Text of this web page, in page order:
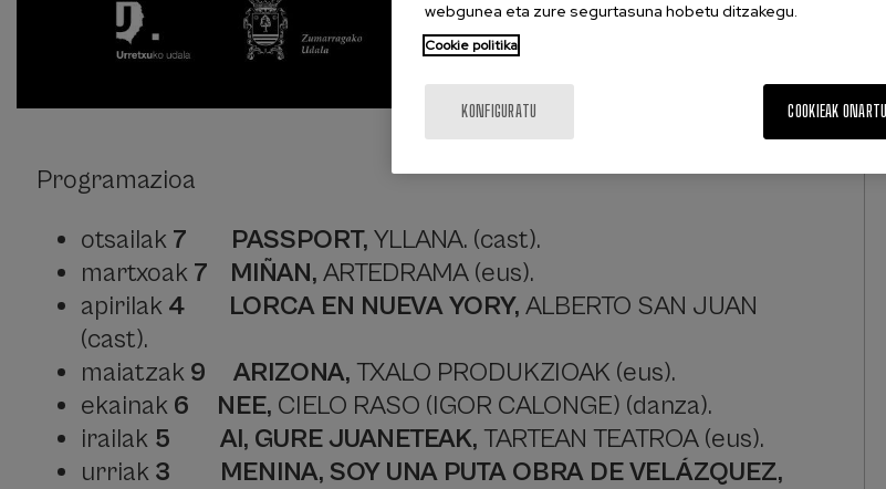
Programazioa
otsailak 7 PASSPORT, YLLANA. (cast).
martxoak 7 MIÑAN, ARTEDRAMA (eus).
apirilak 4 LORCA EN NUEVA YORY, ALBERTO SAN JUAN
(cast).
maiatzak 9 ARIZONA, TXALO PRODUKZIOAK (eus).
ekainak 6 NEE, CIELO RASO (IGOR CALONGE) (danza).
irailak 5 AI, GURE JUANETEAK, TARTEAN TEATROA (eus).
urriak 3
MENINA, SOY UNA PUTA OBRA DE VELÁZQUEZ,
webgunea eta zure segurtasuna hobetu ditzakegu.
Cookie politika
KONFIGURATU COOKIEAK ONARTU